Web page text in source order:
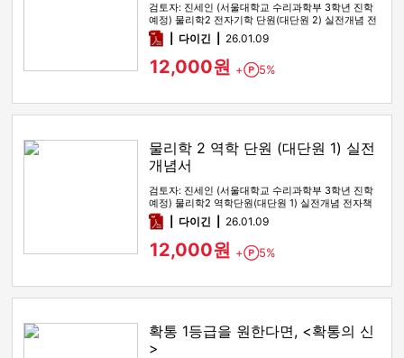
검토자: 진세인 (서울대학교 수리과학부 3학년 진학
예정) 물리학2 전자기학 단원(대단원 2) 실전개념 전
자책입니다. 0. …
pdf다이긴 26.01.09
12,000원 + Point
5%
물리학 2 역학 단원 (대단원 1) 실전
개념서
검토자: 진세인 (서울대학교 수리과학부 3학년 진학
예정) 물리학2 역학단원(대단원 1) 실전개념 전자책
입니다. 0. 언제 …
pdf다이긴 26.01.09
12,000원 + Point
5%
확통 1등급을 원한다면, <확통의 신
>